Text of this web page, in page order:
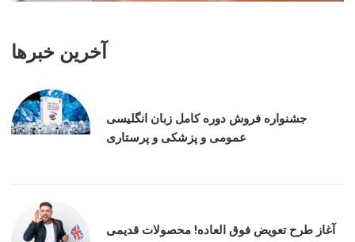
آخرین خبرها
جشنواره فروش دوره کامل زبان انگلیسی
عمومی و پزشکی و پرستاری
آغاز طرح تعویض فوق العاده! محصولات قدیمی